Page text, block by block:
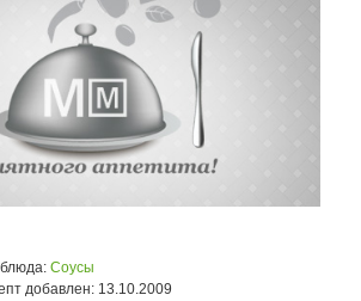
Соусы
добавлен: 13.10.2009